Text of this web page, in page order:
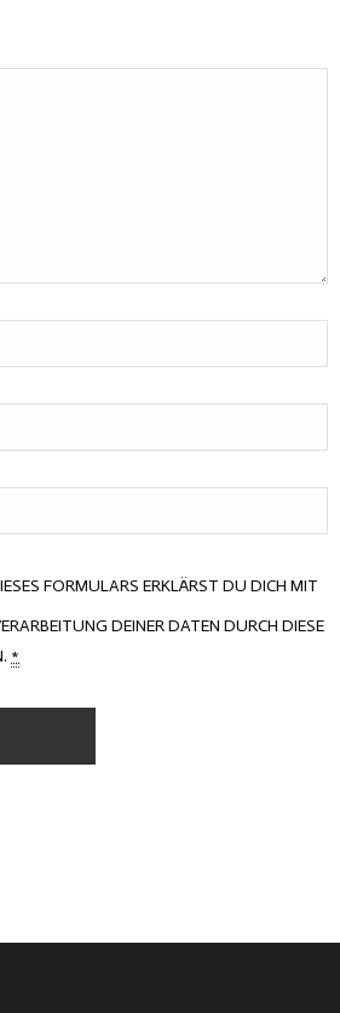
FORMULARS ERKLÄRST DU DICH MIT
DEINER DATEN DURCH DIESE
*
FÜR ALLE!